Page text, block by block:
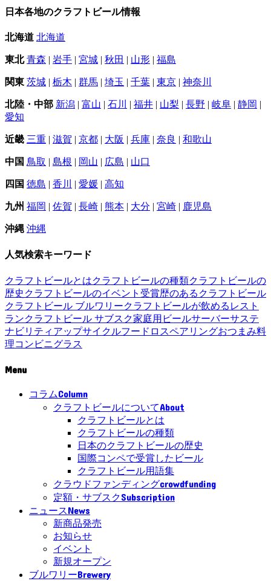
日本各地のクラフトビール情報
北海道 北海道
東北 青森 | 岩手 | 宮城 | 秋田 | 山形 | 福島
関東 茨城 | 栃木 | 群馬 | 埼玉 | 千葉 | 東京 | 神奈川
北陸・中部 新潟 | 富山 | 石川 | 福井 | 山梨 | 長野 | 岐阜 | 静岡 |
愛知
近畿 三重 | 滋賀 | 京都 | 大阪 | 兵庫 | 奈良 | 和歌山
中国 鳥取 | 島根 | 岡山 | 広島 | 山口
四国 徳島 | 香川 | 愛媛 | 高知
九州 福岡 | 佐賀 | 長崎 | 熊本 | 大分 | 宮崎 | 鹿児島
沖縄 沖縄
人気検索キーワード
クラフトビールとはクラフトビールの種類クラフトビールの
歴史 クラフトビールのイベント 受賞歴のあるクラフトビール
クラフトビール ブルワリークラフトビールが飲めるレスト
ランクラフトビール サブスク家庭用ビールサーバーサステ
ナビリティ アップサイクルフードロスペアリングおつまみ料
理コンビニグラス
Menu
コラムColumn
クラフトビールについてAbout
クラフトビールとは
クラフトビールの種類
日本のクラフトビールの歴史
国際コンペで受賞したビール
クラフトビール用語集
クラウドファンディングcrowdfunding
定額・サブスクSubscription
ニュースNews
新商品発売
お知らせ
イベント
新規オープン
ブルワリーBrewery